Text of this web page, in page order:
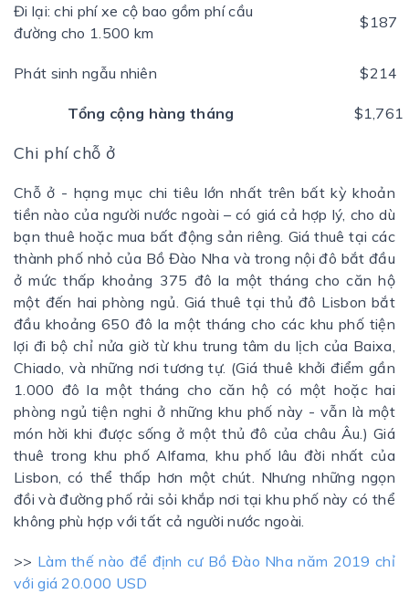
Đi lại: chi phí xe cộ bao gồm phí cầu
đường cho 1.500 km
$187
Phát sinh ngẫu nhiên $214
Tổng cộng hàng tháng $1,761
Chi phí chỗ ở
Chỗ ở - hạng mục chi tiêu lớn nhất trên bất kỳ khoản
tiền nào của người nước ngoài – có giá cả hợp lý, cho dù
bạn thuê hoặc mua bất động sản riêng. Giá thuê tại các
thành phố nhỏ của Bồ Đào Nha và trong nội đô bắt đầu
ở mức thấp khoảng 375 đô la một tháng cho căn hộ
một đến hai phòng ngủ. Giá thuê tại thủ đô Lisbon bắt
đầu khoảng 650 đô la một tháng cho các khu phố tiện
lợi đi bộ chỉ nửa giờ từ khu trung tâm du lịch của Baixa,
Chiado, và những nơi tương tự. (Giá thuê khởi điểm gần
1.000 đô la một tháng cho căn hộ có một hoặc hai
phòng ngủ tiện nghi ở những khu phố này - vẫn là một
món hời khi được sống ở một thủ đô của châu Âu.) Giá
thuê trong khu phố Alfama, khu phố lâu đời nhất của
Lisbon, có thể thấp hơn một chút. Nhưng những ngọn
đồi và đường phố rải sỏi khắp nơi tại khu phố này có thể
không phù hợp với tất cả người nước ngoài.
>> Làm thế nào để định cư Bồ Đào Nha năm 2019 chỉ
với giá 20.000 USD